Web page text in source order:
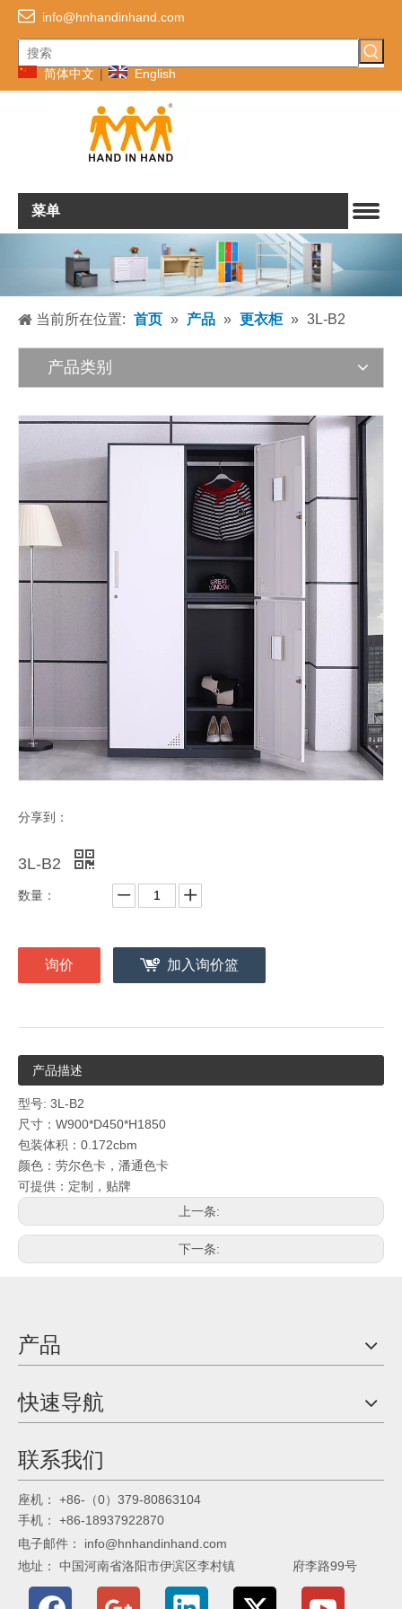
 info@hnhandinhand.com
简体中文 | English
菜单
当前所在位置: 首页 » 产品 » 更衣柜 » 3L-B2
产品类别
分享到：
3L-B2
数量：
询价 加入询价篮
产品描述
型号: 3L-B2
尺寸：W900*D450*H1850
包装体积：0.172cbm
颜色：劳尔色卡，潘通色卡
可提供：定制，贴牌
上一条:
下一条:
产品
快速导航
联系我们
座机 ： +86-（0）379-80863104
手机
： +86-18937922870
电子邮件： info@hnhandinhand.com
地址： 中国河南省洛阳市伊滨区李村镇 府李路99号